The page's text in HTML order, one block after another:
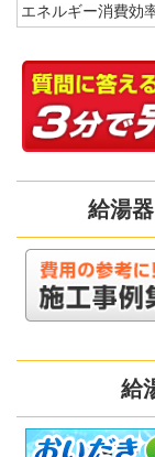
エネルギー消費効
給湯
給